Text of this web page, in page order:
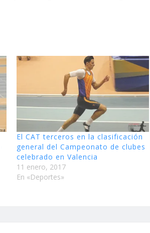
El CAT terceros en la clasificación
general del Campeonato de clubes
celebrado en Valencia
11 enero, 2017
En «Deportes»